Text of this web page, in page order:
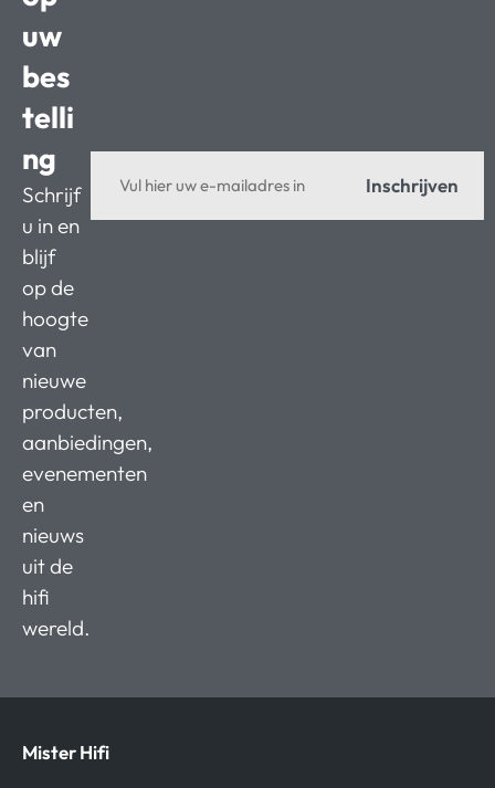
uw
bes
telli
ng
Schrijf
u in en
blijf
op de
hoogte
van
nieuwe
producten,
aanbiedingen,
evenementen
en
nieuws
uit de
hifi
wereld.
Inschrijven
Mister Hifi